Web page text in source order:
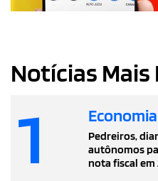
Notícias Mais
1 Economia
Pedreiros,
autônomos
nota fiscal em